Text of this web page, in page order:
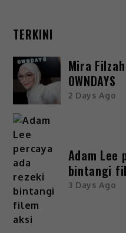
TERKINI
Mira
OWNDAYS
2 Days Ago
Adam Lee
bintangi
3 Days Ago